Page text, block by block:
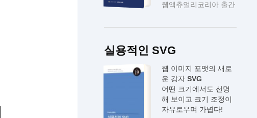
웹액츄얼리코리아 출간
실용적인 SVG
웹 이미지 포맷의 새로
운 강자 SVG
어떤 크기에서도 선명
해 보이고 크기 조정이
자유로우며 가볍다!